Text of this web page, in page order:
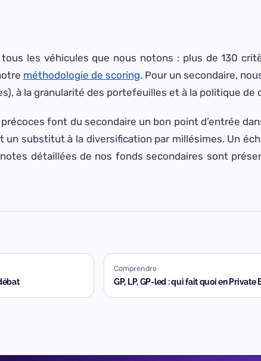
les véhicules que nous notons : plus de 130
méthodologie de scoring. Pour un secondaire,
à la granularité des portefeuilles et à la politique de
font du secondaire un bon point d’entrée
substitut à la diversification par millésimes. Un
détaillées de nos fonds secondaires sont
Comprendre
GP, LP, GP-led : qui fait quoi en Private